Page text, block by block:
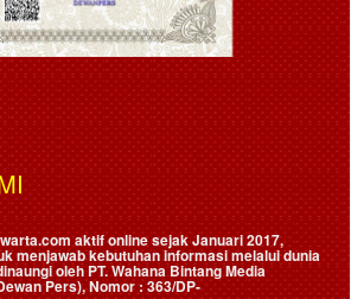
aktif online sejak Januari 2017,
menjawab kebutuhan informasi melalui dunia
oleh PT. Wahana Bintang Media
Pers), Nomor : 363/DP-